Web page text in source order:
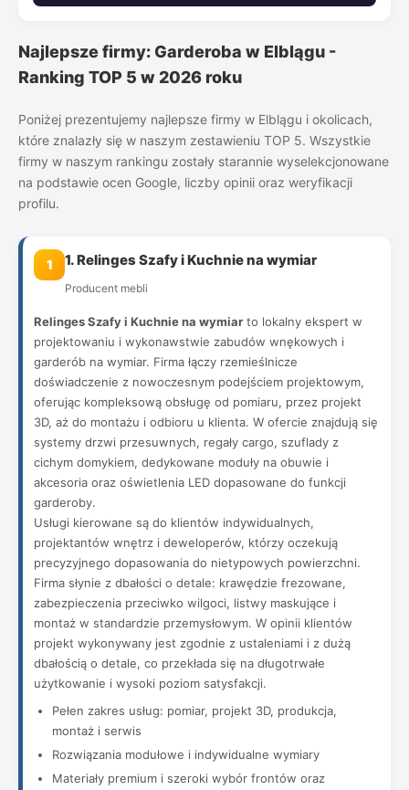
Najlepsze firmy: Garderoba w Elblągu -
Ranking TOP 5 w 2026 roku
Poniżej prezentujemy najlepsze firmy w Elblągu i okolicach,
które znalazły się w naszym zestawieniu TOP 5. Wszystkie
firmy w naszym rankingu zostały starannie wyselekcjonowane
na podstawie ocen Google, liczby opinii oraz weryfikacji
profilu.
1 1. Relinges Szafy i Kuchnie na wymiar
Producent mebli
Relinges Szafy i Kuchnie na wymiar to lokalny ekspert w
projektowaniu i wykonawstwie zabudów wnękowych i
garderób na wymiar. Firma łączy rzemieślnicze
doświadczenie z nowoczesnym podejściem projektowym,
oferując kompleksową obsługę od pomiaru, przez projekt
3D, aż do montażu i odbioru u klienta. W ofercie znajdują się
systemy drzwi przesuwnych, regały cargo, szuflady z
cichym domykiem, dedykowane moduły na obuwie i
akcesoria oraz oświetlenia LED dopasowane do funkcji
garderoby.
Usługi kierowane są do klientów indywidualnych,
projektantów wnętrz i deweloperów, którzy oczekują
precyzyjnego dopasowania do nietypowych powierzchni.
Firma słynie z dbałości o detale: krawędzie frezowane,
zabezpieczenia przeciwko wilgoci, listwy maskujące i
montaż w standardzie przemysłowym. W opinii klientów
projekt wykonywany jest zgodnie z ustaleniami i z dużą
dbałością o detale, co przekłada się na długotrwałe
użytkowanie i wysoki poziom satysfakcji.
Pełen zakres usług: pomiar, projekt 3D, produkcja,
montaż i serwis
Rozwiązania modułowe i indywidualne wymiary
Materiały premium i szeroki wybór frontów oraz